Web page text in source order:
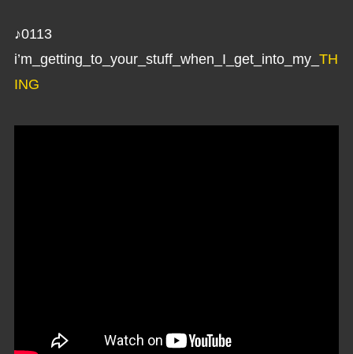
♪0113
i’m_getting_to_your_stuff_when_I_get_into_my_ TH
ING